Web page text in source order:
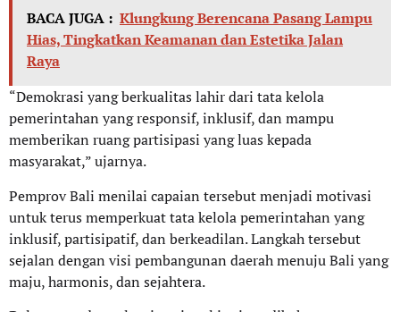
BACA JUGA : Klungkung Berencana Pasang Lampu
Hias, Tingkatkan Keamanan dan Estetika Jalan
Raya
“Demokrasi yang berkualitas lahir dari tata kelola
pemerintahan yang responsif, inklusif, dan mampu
memberikan ruang partisipasi yang luas kepada
masyarakat,” ujarnya.
Pemprov Bali menilai capaian tersebut menjadi motivasi
untuk terus memperkuat tata kelola pemerintahan yang
inklusif, partisipatif, dan berkeadilan. Langkah tersebut
sejalan dengan visi pembangunan daerah menuju Bali yang
maju, harmonis, dan sejahtera.